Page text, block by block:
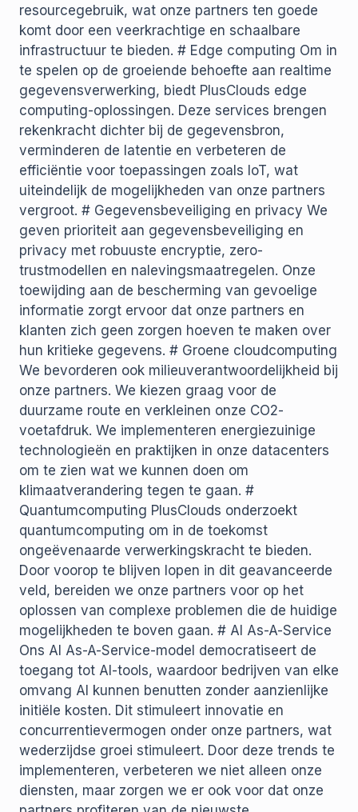
resourcegebruik, wat onze partners ten goede
komt door een veerkrachtige en schaalbare
infrastructuur te bieden. # Edge computing Om in
te spelen op de groeiende behoefte aan realtime
gegevensverwerking, biedt PlusClouds edge
computing-oplossingen. Deze services brengen
rekenkracht dichter bij de gegevensbron,
verminderen de latentie en verbeteren de
efficiëntie voor toepassingen zoals IoT, wat
uiteindelijk de mogelijkheden van onze partners
vergroot. # Gegevensbeveiliging en privacy We
geven prioriteit aan gegevensbeveiliging en
privacy met robuuste encryptie, zero-
trustmodellen en nalevingsmaatregelen. Onze
toewijding aan de bescherming van gevoelige
informatie zorgt ervoor dat onze partners en
klanten zich geen zorgen hoeven te maken over
hun kritieke gegevens. # Groene cloudcomputing
We bevorderen ook milieuverantwoordelijkheid bij
onze partners. We kiezen graag voor de
duurzame route en verkleinen onze CO2-
voetafdruk. We implementeren energiezuinige
technologieën en praktijken in onze datacenters
om te zien wat we kunnen doen om
klimaatverandering tegen te gaan. #
Quantumcomputing PlusClouds onderzoekt
quantumcomputing om in de toekomst
ongeëvenaarde verwerkingskracht te bieden.
Door voorop te blijven lopen in dit geavanceerde
veld, bereiden we onze partners voor op het
oplossen van complexe problemen die de huidige
mogelijkheden te boven gaan. # AI As-A-Service
Ons AI As-A-Service-model democratiseert de
toegang tot AI-tools, waardoor bedrijven van elke
omvang AI kunnen benutten zonder aanzienlijke
initiële kosten. Dit stimuleert innovatie en
concurrentievermogen onder onze partners, wat
wederzijdse groei stimuleert. Door deze trends te
implementeren, verbeteren we niet alleen onze
diensten, maar zorgen we er ook voor dat onze